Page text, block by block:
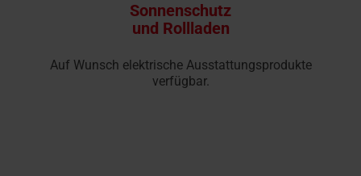
Sonnenschutz
und Rollladen
Auf Wunsch elektrische Ausstattungsprodukte
verfügbar.